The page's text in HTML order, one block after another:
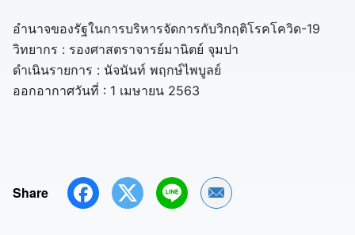
อำนาจของรัฐในการบริหารจัดการกับวิกฤติโรคโควิด-19
วิทยากร : รองศาสตราจารย์มานิตย์ จุมปา
ดำเนินรายการ : นัจนันท์ พฤกษ์ไพบูลย์
ออกอากาศวันที่ : 1 เมษายน 2563
Share Share by Email